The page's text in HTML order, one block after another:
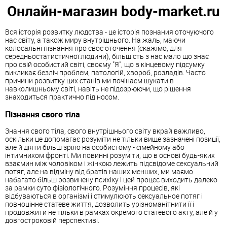
Онлайн-магазин body-market.ru
Вся історія розвитку людства - це історія познания оточуючого
нас світу, а також миру внутрішнього. На жаль, маючи
колосальні пізнання про своє оточення (скажімо, для
середньостатистичної людини), більшість з нас мало що знає
про свій особистий світі, своєму "Я", що в кінцевому підсумку
викликає безліч проблем, патологій, хвороб, розладів. Часто
причини розвитку цих станів ми почінаем шукати в
навколишньому світі, навіть не підозрюючи, що рішення
знаходиться практично під носом.
Пізнання свого тіла
Знання свого тіла, свого внутрішнього світу вкрай важливо,
оскільки це допомагає розуміти не тільки вище зазначені позиції,
але й діяти більш зріло на особистому - сімейному або
інтимнихом фронті. Ми повинні розуміти, що в основі будь-яких
взаємин між чоловіком і жінкою лежить підсвідоме сексуальний
потяг, але на відміну від братів наших менших, ми маємо
набагато більш розвинену психіку і цей процес виходить далеко
за рамки суто фізіологічного. Розуміння процесів, які
відбуваються в організмі і стимулюють сексуальное потяг і
повноцінне статеве життя, дозволить урізноманітнити її і
продовжити не тільки в рамках окремого статевого акту, але й у
довгостроковій перспективі.